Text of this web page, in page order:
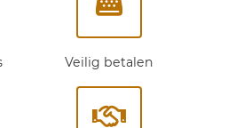
Veilig betalen